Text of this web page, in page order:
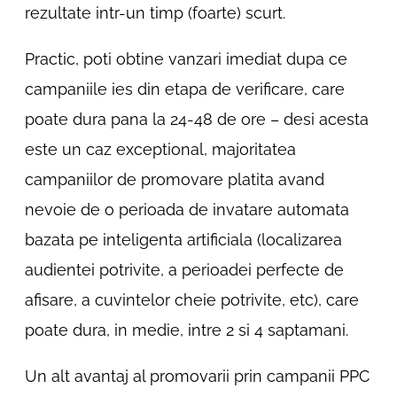
rezultate intr-un timp (foarte) scurt.
Practic, poti obtine vanzari imediat dupa ce
campaniile ies din etapa de verificare, care
poate dura pana la 24-48 de ore – desi acesta
este un caz exceptional, majoritatea
campaniilor de promovare platita avand
nevoie de o perioada de invatare automata
bazata pe inteligenta artificiala (localizarea
audientei potrivite, a perioadei perfecte de
afisare, a cuvintelor cheie potrivite, etc), care
poate dura, in medie, intre 2 si 4 saptamani.
Un alt avantaj al promovarii prin campanii PPC